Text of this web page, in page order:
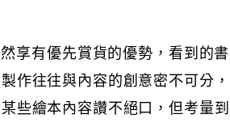
享有優先賞貨的優勢，看到的書
作往往與內容的創意密不可分，
些繪本內容讚不絕口，但考量到